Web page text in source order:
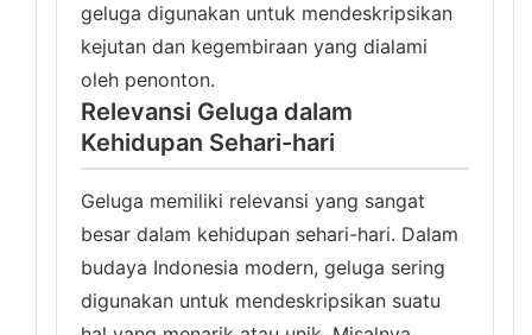
geluga digunakan untuk mendeskripsikan
kejutan dan kegembiraan yang dialami
oleh penonton.
Relevansi Geluga dalam
Kehidupan Sehari-hari
Geluga memiliki relevansi yang sangat
besar dalam kehidupan sehari-hari. Dalam
budaya Indonesia modern, geluga sering
digunakan untuk mendeskripsikan suatu